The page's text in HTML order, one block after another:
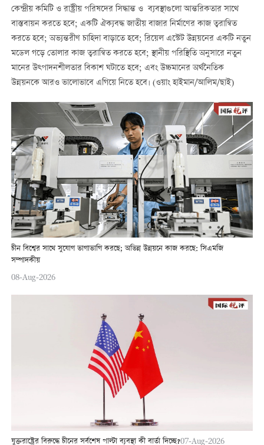
কেন্দ্রীয় কমিটি ও রাষ্ট্রীয় পরিষদের সিদ্ধান্ত ও ব্যবস্থাগুলো আন্তরিকতার সাথে
বাস্তবায়ন করতে হবে; একটি ঐক্যবদ্ধ জাতীয় বাজার নির্মাণের কাজ ত্বরান্বিত
করতে হবে; অভ্যন্তরীণ চাহিদা বাড়াতে হবে; রিয়েল এস্টেট উন্নয়নের একটি নতুন
মডেল গড়ে তোলার কাজ ত্বরান্বিত করতে হবে; স্থানীয় পরিস্থিতি অনুসারে নতুন
মানের উত্পাদনশীলতার বিকাশ ঘটাতে হবে; এবং উচ্চমানের অর্থনৈতিক
উন্নয়নকে আরও ভালোভাবে এগিয়ে নিতে হবে। (ওয়াং হাইমান/আলিম/ছাই)
চীন বিশ্বের সাথে সুযোগ ভাগাভাগি করছে; অভিন্ন উন্নয়নে কাজ করছে: সিএমজি
সম্পাদকীয়
08-Aug-2026
যুক্তরাষ্ট্রের বিরুদ্ধে চীনের সর্বশেষ পাল্টা ব্যবস্থা কী বার্তা দিচ্ছে?07-Aug-2026